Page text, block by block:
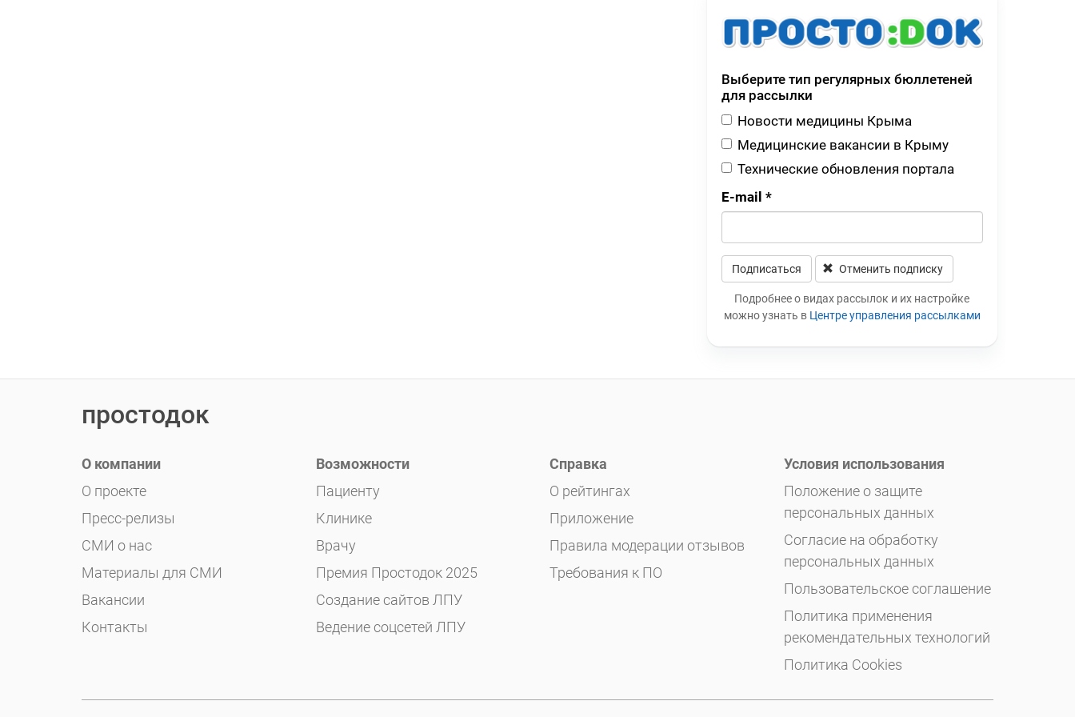
Выберите тип регулярных бюллетеней
для рассылки
Новости медицины Крыма
Медицинские вакансии в Крыму
Технические обновления портала
E-mail *
Подписаться Отменить подписку
Leave this field blank
Подробнее о видах рассылок и их настройке
можно узнать в Центре управления рассылками
простодок
О компании
О проекте
Пресс-релизы
СМИ о нас
Материалы для СМИ
Вакансии
Контакты
Возможности
Пациенту
Клинике
Врачу
Премия Простодок 2025
Создание сайтов ЛПУ
Ведение соцсетей ЛПУ
Справка
О рейтингах
Приложение
Правила модерации отзывов
Требования к ПО
Условия использования
Положение о защите
персональных данных
Согласие на обработку
персональных данных
Пользовательское соглашение
Политика применения
рекомендательных технологий
Политика Cookies